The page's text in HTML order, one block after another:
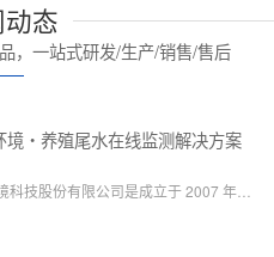
态
，一站式研发/生产/销售/售后
境・养殖尾水在线监测解决方案